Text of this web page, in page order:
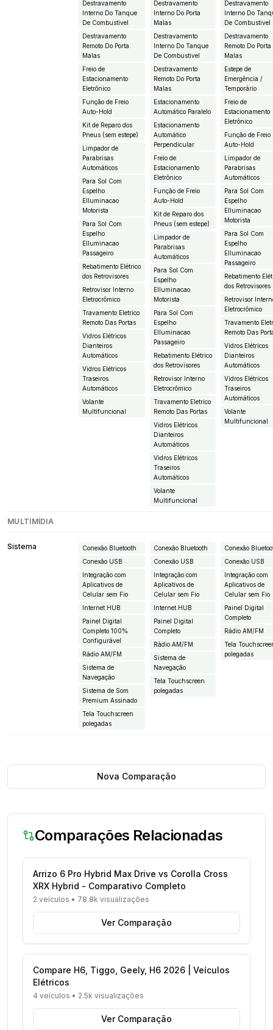
Destravamento
Interno Do Tanque
De Combustivel
Destravamento
Remoto Do Porta
Malas
Freio de
Estacionamento
Eletrônico
Função de Freio
Auto-Hold
Kit de Reparo dos
Pneus (sem estepe)
Limpador de
Parabrisas
Automáticos
Para Sol Com
Espelho
EIluminacao
Motorista
Para Sol Com
Espelho
EIluminacao
Passageiro
Rebatimento Elétrico
dos Retrovisores
Retrovisor Interno
Eletrocrômico
Travamento Eletrico
Remoto Das Portas
Vidros Elétricos
Dianteiros
Automáticos
Vidros Elétricos
Traseiros
Automáticos
Volante
Multifuncional
Destravamento
Interno Do Porta
Malas
Destravamento
Interno Do Tanque
De Combustivel
Destravamento
Remoto Do Porta
Malas
Estacionamento
Automático Paralelo
Estacionamento
Automático
Perpendicular
Freio de
Estacionamento
Eletrônico
Função de Freio
Auto-Hold
Kit de Reparo dos
Pneus (sem estepe)
Limpador de
Parabrisas
Automáticos
Para Sol Com
Espelho
EIluminacao
Motorista
Para Sol Com
Espelho
EIluminacao
Passageiro
Rebatimento Elétrico
dos Retrovisores
Retrovisor Interno
Eletrocrômico
Travamento Eletrico
Remoto Das Portas
Vidros Elétricos
Dianteiros
Automáticos
Vidros Elétricos
Traseiros
Automáticos
Volante
Multifuncional
Destravamento
Interno Do
De Combustivel
Destravamento
Remoto Do Porta
Malas
Estepe de
Emergência /
Temporário
Freio de
Estacionamento
Eletrônico
Função de Freio
Auto-Hold
Limpador de
Parabrisas
Automáticos
Para Sol Com
Espelho
EIluminacao
Motorista
Para Sol Com
Espelho
EIluminacao
Passageiro
Rebatimento
dos Retrovisores
Retrovisor
Eletrocrômico
Travamento
Remoto Das
Vidros Elétricos
Dianteiros
Automáticos
Vidros Elétricos
Traseiros
Automáticos
Volante
Multifuncional
MULTIMÍDIA
Sistema
Conexão Bluetooth
Conexão USB
Integração com
Aplicativos de
Celular sem Fio
Internet HUB
Painel Digital
Completo 100%
Configurável
Rádio AM/FM
Sistema de
Navegação
Sistema de Som
Premium Assinado
Tela Touchscreen
polegadas
Conexão Bluetooth
Conexão USB
Integração com
Aplicativos de
Celular sem Fio
Internet HUB
Painel Digital
Completo
Rádio AM/FM
Sistema de
Navegação
Tela Touchscreen
polegadas
Conexão
Conexão USB
Integração com
Aplicativos de
Celular sem Fio
Painel Digital
Completo
Rádio AM/FM
Tela
polegadas
Nova Comparação
Comparações Relacionadas
Arrizo 6 Pro Hybrid Max Drive vs Corolla Cross
XRX Hybrid - Comparativo Completo
2 veículos • 78.8k visualizações
Ver Comparação
Compare H6, Tiggo, Geely, H6 2026 | Veículos
Elétricos
4 veículos • 2.5k visualizações
Ver Comparação